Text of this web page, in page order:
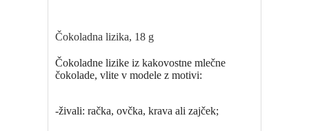
Čokoladna lizika, 18 g
Čokoladne lizike iz kakovostne mlečne
čokolade, vlite v modele z motivi:
-živali: račka, ovčka, krava ali zajček;